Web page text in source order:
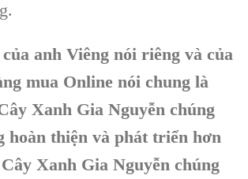
anh Viêng nói riêng và của
mua Online nói chung là
Xanh Gia Nguyễn chúng
hoàn thiện và phát triển hơn
Xanh Gia Nguyễn chúng